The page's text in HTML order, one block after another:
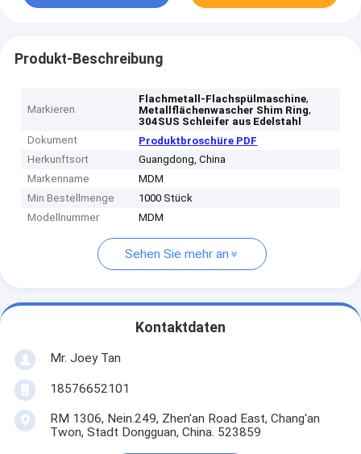
Produkt-Beschreibung
Markieren
Flachmetall-Flachspülmaschine,
Metallflächenwascher Shim Ring,
304SUS Schleifer aus Edelstahl
Dokument
Produktbroschüre PDF
Herkunftsort
Guangdong, China
Markenname
MDM
Min Bestellmenge
1000 Stück
Modellnummer
MDM
Sehen Sie mehr an
Kontaktdaten
Mr. Joey Tan
18576652101
RM 1306, Nein.249, Zhen'an Road East, Chang'an
Twon, Stadt Dongguan, China. 523859